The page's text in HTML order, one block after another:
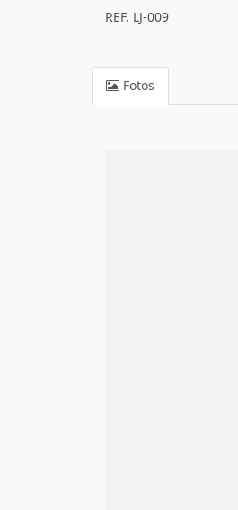
REF. LJ-009
Fotos